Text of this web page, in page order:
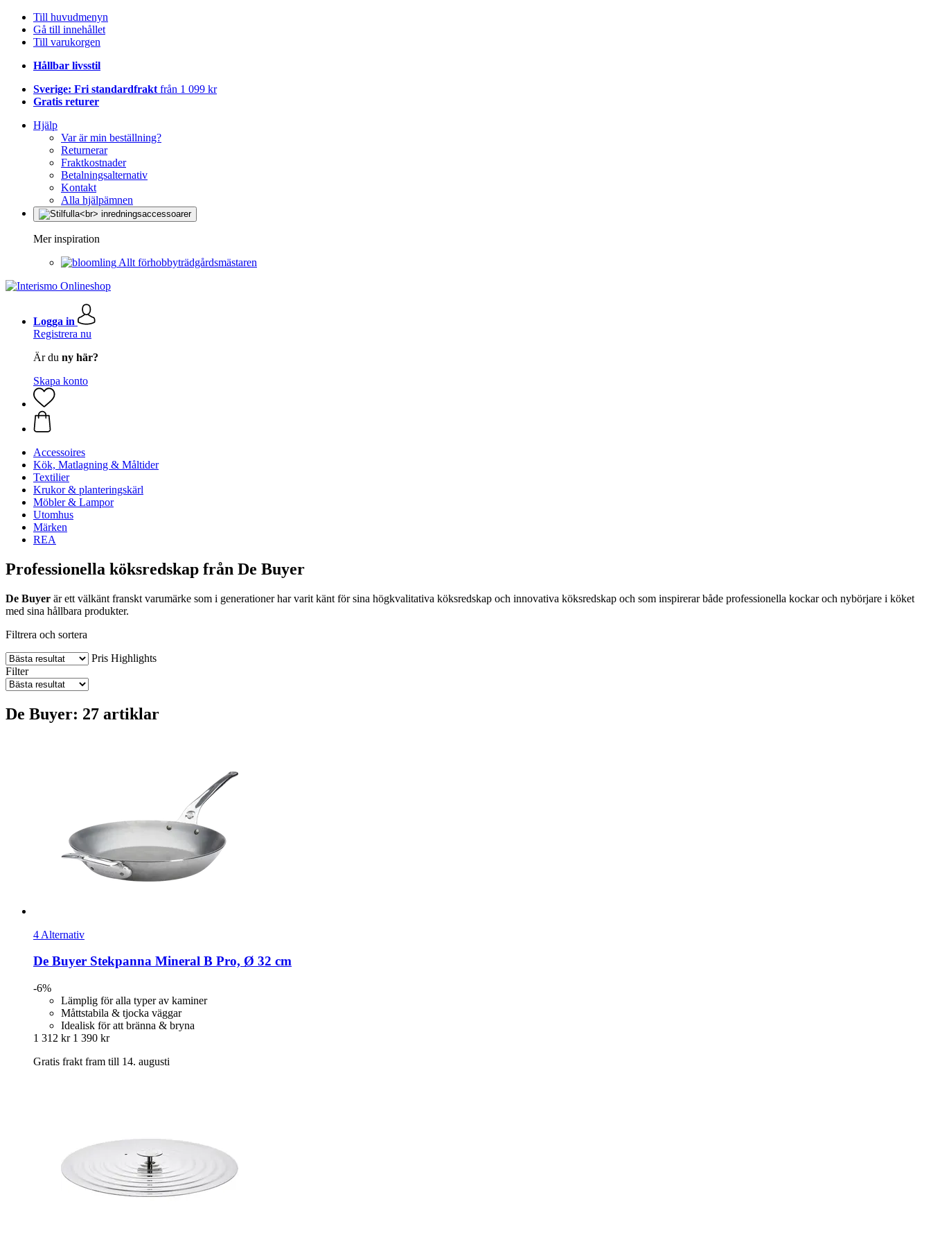
Till huvudmenyn
Gå till innehållet
Till varukorgen
Hållbar livsstil
Sverige: Fri standardfrakt från 1 099 kr
Gratis returer
Hjälp
Var är min beställning?
Returnerar
Fraktkostnader
Betalningsalternativ
Kontakt
Alla hjälpämnen
Mer inspiration
Allt förhobbyträdgårdsmästaren
Logga in
Registrera nu
Är du ny här?
Skapa konto
Accessoires
Kök, Matlagning & Måltider
Textilier
Krukor & planteringskärl
Möbler & Lampor
Utomhus
Märken
REA
Professionella köksredskap från De Buyer
De Buyer är ett välkänt franskt varumärke som i generationer har varit känt för sina högkvalitativa köksredskap och innovativa köksredskap och som inspirerar både professionella kockar och nybörjare i köket
med sina hållbara produkter.
Filtrera och sortera
Pris Highlights
Filter
De Buyer: 27 artiklar
4 Alternativ
De Buyer Stekpanna Mineral B Pro, Ø 32 cm
-6%
Lämplig för alla typer av kaminer
Måttstabila & tjocka väggar
Idealisk för att bränna & bryna
1 312 kr 1 390 kr
Gratis frakt fram till 14. augusti